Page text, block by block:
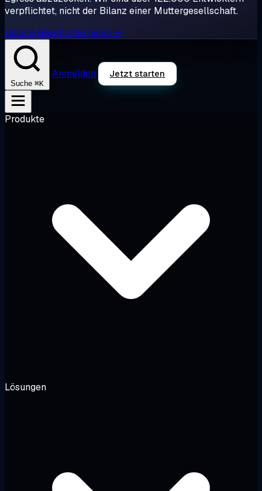
verpflichtet, nicht der Bilanz einer Muttergesellschaft.
Unsere Geschichte lesen →
Suche ⌘K
Anmelden Jetzt starten
Produkte
Lösungen